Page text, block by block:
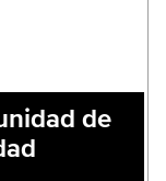
de